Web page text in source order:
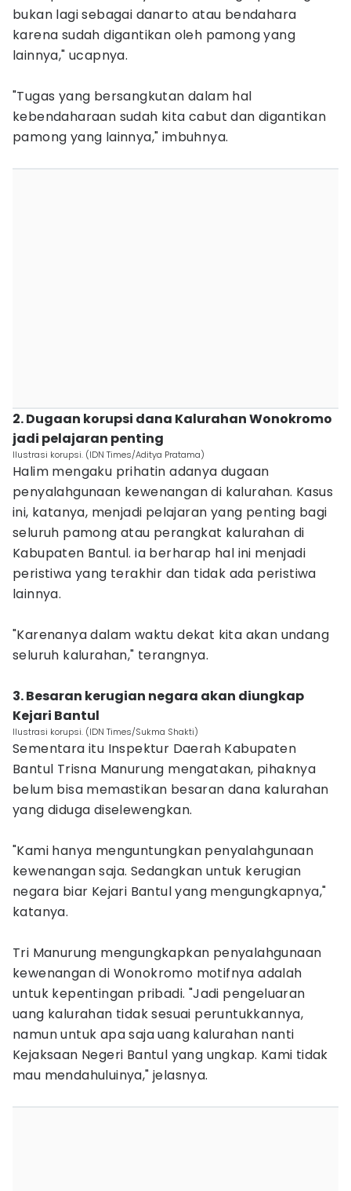
bukan lagi sebagai danarto atau bendahara
karena sudah digantikan oleh pamong yang
lainnya," ucapnya.
‎"Tugas yang bersangkutan dalam hal
kebendaharaan sudah kita cabut dan digantikan
pamong yang lainnya," imbuhnya.
‎2. Dugaan korupsi dana Kalurahan Wonokromo
jadi pelajaran penting
Ilustrasi korupsi. (IDN Times/Aditya Pratama)
Halim mengaku prihatin adanya dugaan
penyalahgunaan kewenangan di kalurahan. Kasus
ini, katanya, menjadi pelajaran yang penting bagi
seluruh pamong atau perangkat kalurahan di
Kabupaten Bantul. ia berharap hal ini menjadi
peristiwa yang terakhir dan tidak ada peristiwa
lainnya.
‎"Karenanya dalam waktu dekat kita akan undang
seluruh kalurahan," terangnya.
‎3. Besaran kerugian negara akan diungkap
Kejari Bantul
Ilustrasi korupsi. (IDN Times/Sukma Shakti)
Sementara itu Inspektur Daerah Kabupaten
Bantul Trisna Manurung mengatakan, pihaknya
belum bisa memastikan besaran dana kalurahan
yang diduga diselewengkan.
‎"Kami hanya menguntungkan penyalahgunaan
kewenangan saja. Sedangkan untuk kerugian
negara biar Kejari Bantul yang mengungkapnya,"
katanya.
‎Tri Manurung mengungkapkan penyalahgunaan
kewenangan di Wonokromo motifnya adalah
untuk kepentingan pribadi. "Jadi pengeluaran
uang kalurahan tidak sesuai peruntukkannya,
namun untuk apa saja uang kalurahan nanti
Kejaksaan Negeri Bantul yang ungkap. Kami tidak
mau mendahuluinya," jelasnya.